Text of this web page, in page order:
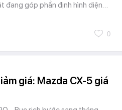
đang góp phần định hình diện…
0
giá: Mazda CX-5 giá